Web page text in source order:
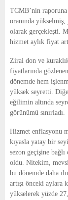
E
N
U
TCMB’nin
oranında
olarak gerçekleşti.
hizmet aylık fiyat
Zirai don ve
fiyatlarında
dönemde hem
yüksek seyretti.
eğilimin altında
görünümü sınırladı.
Hizmet enflasyonu
kıyasla yatay bir
sezon geçişine
oldu. Nitekim,
bu dönemde daha
artışı önceki aylara
yükselerek yüzde